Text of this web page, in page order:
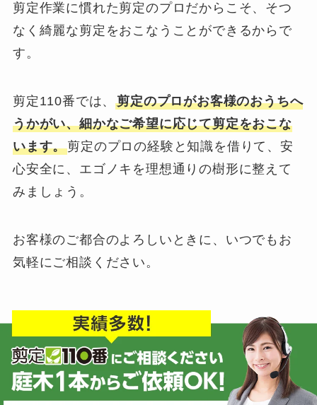
剪定作業に慣れた剪定のプロだからこそ、そつ
なく綺麗な剪定をおこなうことができるからで
す。
剪定110番では、剪定のプロがお客様のおうちへ
うかがい、細かなご希望に応じて剪定をおこな
います。剪定のプロの経験と知識を借りて、安
心安全に、エゴノキを理想通りの樹形に整えて
みましょう。
お客様のご都合のよろしいときに、いつでもお
気軽にご相談ください。